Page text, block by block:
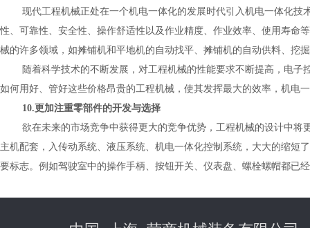
现代工程机械正处在一个机电一体化的发展时代引入机电一体化
性、可靠性、安全性、操作舒适性以及作业精度、作业效率、使用寿命
械的许多领域，如摊铺机和平地机的自动找平、摊铺机的自动供料、挖
随着科学技术的不断发展，对工程机械的性能要求不断提高，电
如何用好、管好这些价格昂贵的工程机械，使其发挥最大的效率，机电
10.更加注重零部件的开发与选择
欲在未来的市场竞争中获得更大的竞争优势，工程机械的设计中
主机配套，入传动系统、液压系统、机电一体化控制系统，大大的缩短
要标志。例如驾驶室中的操作手柄、按钮开关、仪表盘、螺栓螺帽都已